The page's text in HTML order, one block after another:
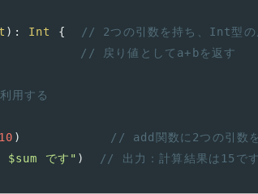
): Int {
// 2つの引数を持ち、Int型の
// 戻り値としてa+bを返す
用する
10 )
// add関数に2つの引数を
$sum です" )
// 出力：計算結果は15です